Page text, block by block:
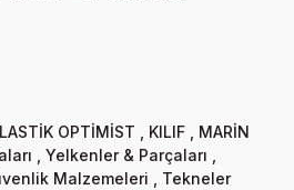
OPTİMİST KILIF
MARİN
Yelkenler & Parçaları
Malzemeleri
Tekneler